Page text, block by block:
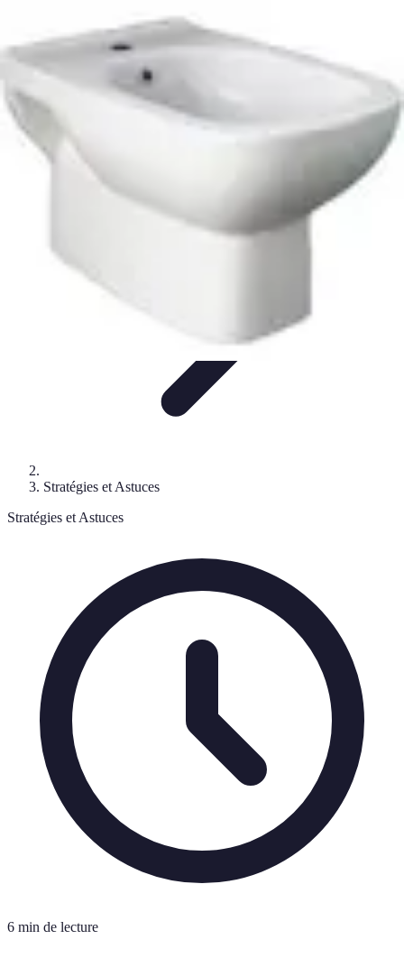
Stratégies de distribution
Logistique et Chaîne
d'ApprovisionnementStratégies MarketingTendances
Réseau
Stratégies et Astuces
Stratégies et Astuces
6 min de lecture